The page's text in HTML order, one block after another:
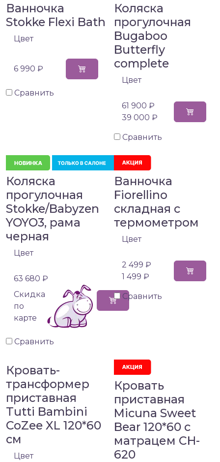
Ванночка
Stokke Flexi Bath
Цвет
6 990 ₽
Сравнить
Коляска
прогулочная
Bugaboo
Butterfly
complete
Цвет
61 900 ₽
39 000 ₽
Сравнить
Коляска
прогулочная
Stokke/Babyzen
YOYO3, рама
черная
Цвет
63 680 ₽
Cкидка
по
карте
Сравнить
Ванночка
Fiorellino
складная с
термометром
Цвет
2 499 ₽
1 499 ₽
Сравнить
Кровать-
трансформер
приставная
Tutti Bambini
CoZee XL 120*60
см
Цвет
Кровать
приставная
Micuna Sweet
Bear 120*60 с
матрацем CH-
620